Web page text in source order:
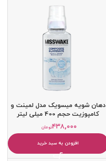
دهان شویه میسویک مدل لمینت و
کامپوزیت حجم 400 میلی لیتر
تومان۴۳۸,۰۰۰
افزودن به سبد خرید